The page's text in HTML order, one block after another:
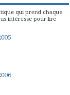
qui prend chaque
intéresse pour lire